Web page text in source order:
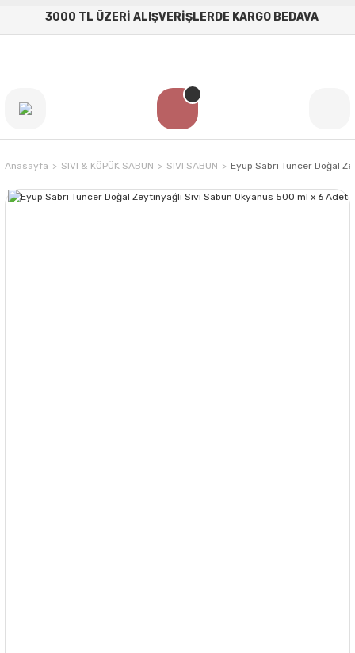
3000 TL ÜZERİ ALIŞVERİŞLERDE KARGO BEDAVA
Anasayfa SIVI & KÖPÜK SABUN SIVI SABUN Eyüp Sabri Tuncer Doğal